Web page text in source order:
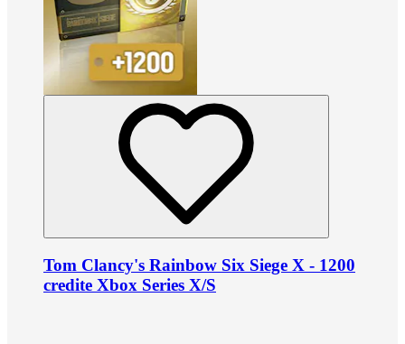
Tom Clancy's Rainbow Six Siege X - 1200
credite Xbox Series X/S